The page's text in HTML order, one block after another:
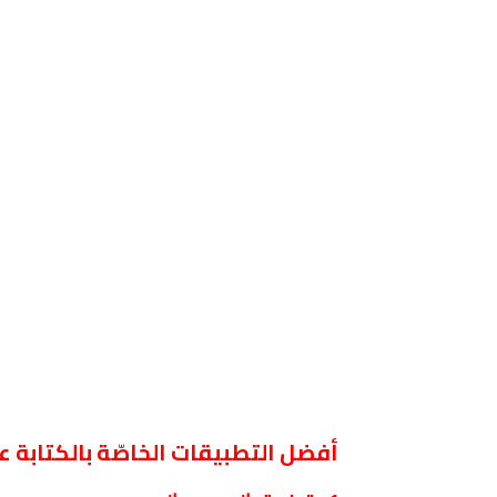
أفضل التطبيقات الخاصّة بالكتابة